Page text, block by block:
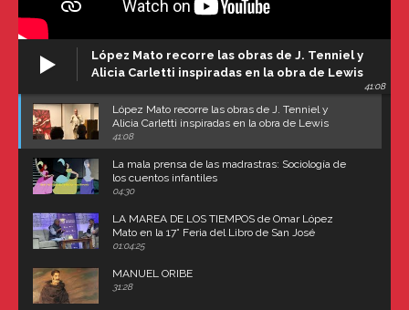
López Mato recorre las obras de J. Tenniel y
Alicia Carletti inspiradas en la obra de Lewis
41:08
López Mato recorre las obras de J. Tenniel y
Alicia Carletti inspiradas en la obra de Lewis
Carroll
41:08
La mala prensa de las madrastras: Sociología de
los cuentos infantiles
04:30
LA MAREA DE LOS TIEMPOS de Omar López
Mato en la 17° Feria del Libro de San José
(Uruguay)
01:04:25
MANUEL ORIBE
31:28